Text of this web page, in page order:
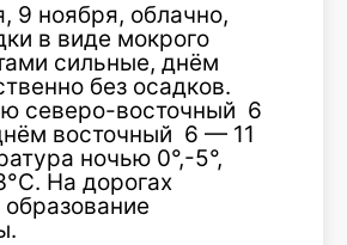
9 ноября, облачно,
в виде мокрого
сильные, днём
без осадков.
северо-восточный 6
восточный 6 — 11
ночью 0°,-5°,
На дорогах